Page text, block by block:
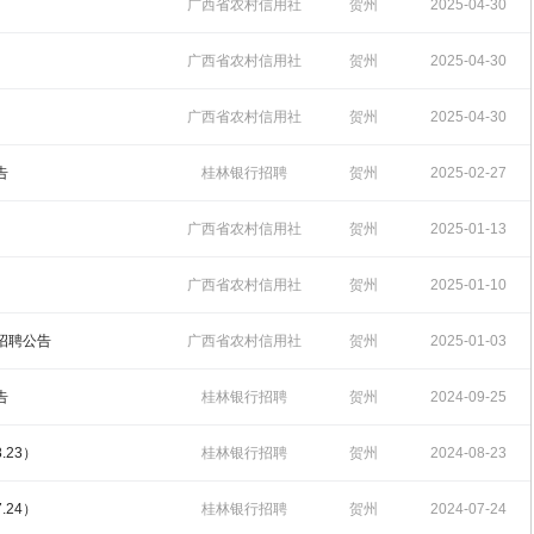
招聘 15:01:37
广西省农村信用社
招聘
贺州 2025-04-30
15:00:25
广西省农村信用社
招聘
贺州 2025-04-30
14:58:58
广西省农村信用社
招聘
贺州 2025-04-30
14:56:56
桂林银行招聘 贺州 2025-02-27
18:05:55
广西省农村信用社
招聘
贺州 2025-01-13
09:32:33
广西省农村信用社
招聘
贺州 2025-01-10
09:21:29
聘公告 广西省农村信用社
招聘
贺州 2025-01-03
16:07:37
桂林银行招聘 贺州 2024-09-25
18:13:28
） 桂林银行招聘 贺州 2024-08-23
16:34:02
） 桂林银行招聘 贺州 2024-07-24